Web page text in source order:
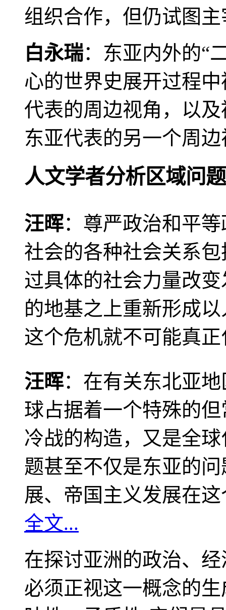
组织合作，但仍试图
白永瑞：东亚内外的“
心的世界史展开过程
代表的周边视角，以
东亚代表的另一个周
人文学者分析区域问题
汪晖：尊严政治和平
社会的各种社会关系
过具体的社会力量改
的地基之上重新形成
这个危机就不可能真
汪晖：在有关东北亚
球占据着一个特殊的
冷战的构造，又是全
题甚至不仅是东亚的
展、帝国主义发展在
全文...
在探讨亚洲的政治、
必须正视这一概念的